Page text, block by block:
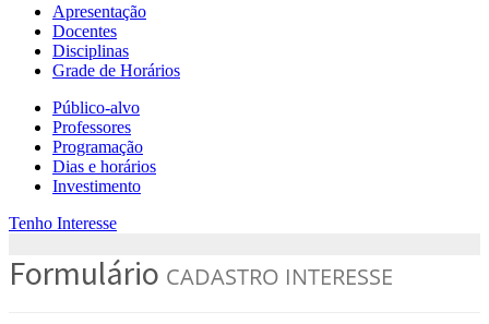
Apresentação
Docentes
Disciplinas
Grade de Horários
Público-alvo
Professores
Programação
Dias e horários
Investimento
Tenho Interesse